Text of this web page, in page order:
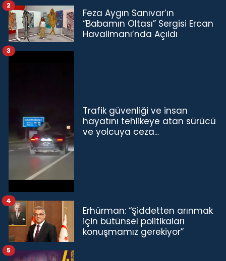
Feza Aygın Sanıvar’ın
“Babamın Oltası” Sergisi Ercan
Havalimanı’nda Açıldı
2
Trafik güvenliği ve insan
hayatını tehlikeye atan sürücü
ve yolcuya ceza...
3
Erhürman: “Şiddetten arınmak
için bütünsel politikaları
konuşmamız gerekiyor”
4
5